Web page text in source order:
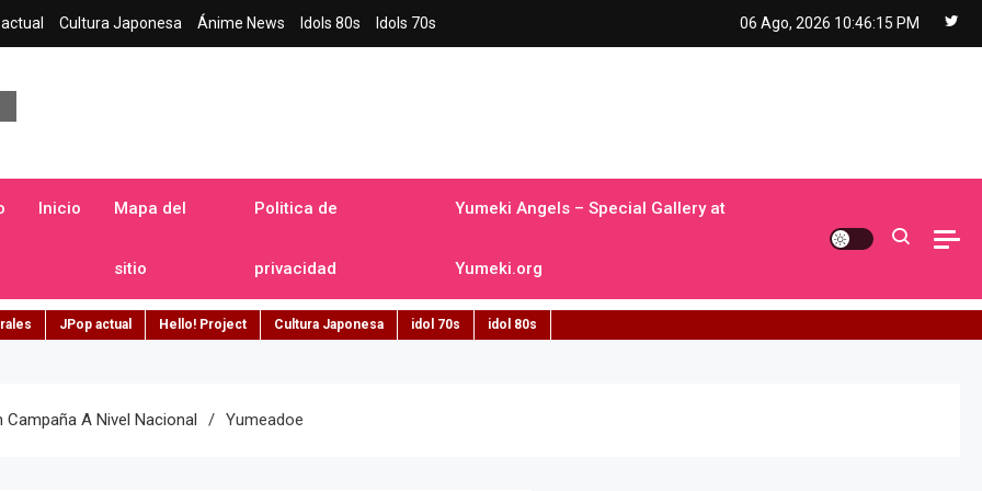
Cultura Japonesa Ánime News Idols 80s Idols 70s 06 Ago, 2026 10:46:16 PM
Inicio Mapa del
sitio
Politica de
privacidad
Yumeki Angels – Special Gallery at
Yumeki.org
JPop actual Hello! Project Cultura Japonesa idol 70s idol 80s
A Nivel Nacional Yumeadoe